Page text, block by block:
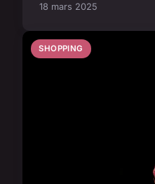
18 mars 2025
SHOPPING